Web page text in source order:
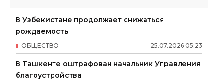
В Узбекистане продолжает снижаться
рождаемость
25.07.2026 05:23
ОБЩЕСТВО
В Ташкенте оштрафован начальник Управления
благоустройства